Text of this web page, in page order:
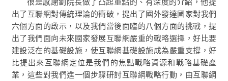
出了互聯網對傳統理論的衝破，提出了國外發達國家對我們
六個方面的啟示，以及我們當後面臨的八個方面的挑戰，提
出了我們面向未來國家發展互聯網嚴重的戰略選擇，好比要
建設泛在的基礎設施，使互聯網基礎設施成為嚴重支撐，好
比提出來互聯網定位是我們的焦點戰略資源和戰略基礎產
業，這些對我們進一個步驟研討互聯網戰略行動，由互聯網